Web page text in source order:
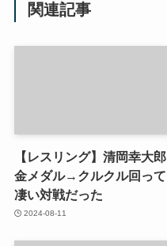
関連記事
【レスリング】清岡幸大郎
金メダル→クルクル回って
凄い対戦だった
2024-08-11